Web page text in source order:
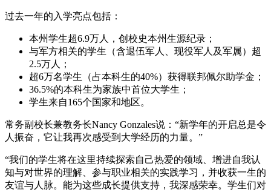
过去一年的入学亮点包括：
本州学生超6.9万人，创校史本州生源纪录；
与军方相关的学生（含退伍军人、现役军人及军属）超
2.5万人；
超6万名学生（占本科生的40%）获得联邦佩尔助学金；
36.5%的本科生为家族中首位大学生；
学生来自165个国家和地区。
常务副校长兼教务长Nancy Gonzales说：“新学年的开启总是令
人振奋，它让我再次感受到大学经历的力量。”
“我们的学生将在这里持续探索自己热爱的领域、增进自我认
知与对世界的理解、参与职业相关的实践学习，并收获一生的
友谊与人脉。能为这些成长提供支持，我深感荣幸。学生们对